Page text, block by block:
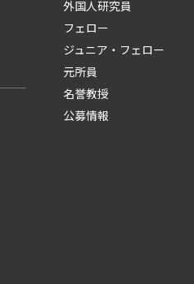
外国人研究員
フェロー
ジュニア・フェロー
元所員
名誉教授
公募情報